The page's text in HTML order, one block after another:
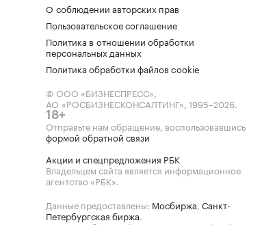
О соблюдении авторских прав
Пользовательское соглашение
Политика в отношении обработки
персональных данных
Политика обработки файлов cookie
© ООО «БИЗНЕСПРЕСС»,
АО «РОСБИЗНЕСКОНСАЛТИНГ», 1995–2026.
18+
Отправьте нам обращение, воспользовавшись
формой обратной связи
Акции и спецпредложения РБК
Владельцем сайта является информационное
агентство «РБК».
Данные предоставлены: Мосбиржа, Санкт-
Петербургская биржа.